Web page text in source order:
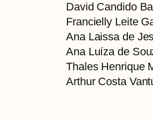
David Candido
Francielly Leite
Ana Laissa de
Ana Luíza de
Thales Henrique
Arthur Costa